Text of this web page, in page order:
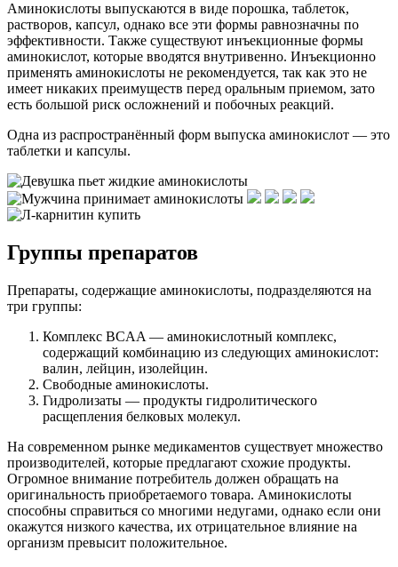
Аминокислоты выпускаются в виде порошка, таблеток,
растворов, капсул, однако все эти формы равнозначны по
эффективности. Также существуют инъекционные формы
аминокислот, которые вводятся внутривенно. Инъекционно
применять аминокислоты не рекомендуется, так как это не
имеет никаких преимуществ перед оральным приемом, зато
есть большой риск осложнений и побочных реакций.
Одна из распространённый форм выпуска аминокислот — это
таблетки и капсулы.
Группы препаратов
Препараты, содержащие аминокислоты, подразделяются на
три группы:
Комплекс BCAA — аминокислотный комплекс,
содержащий комбинацию из следующих аминокислот:
валин, лейцин, изолейцин.
Свободные аминокислоты.
Гидролизаты — продукты гидролитического
расщепления белковых молекул.
На современном рынке медикаментов существует множество
производителей, которые предлагают схожие продукты.
Огромное внимание потребитель должен обращать на
оригинальность приобретаемого товара. Аминокислоты
способны справиться со многими недугами, однако если они
окажутся низкого качества, их отрицательное влияние на
организм превысит положительное.